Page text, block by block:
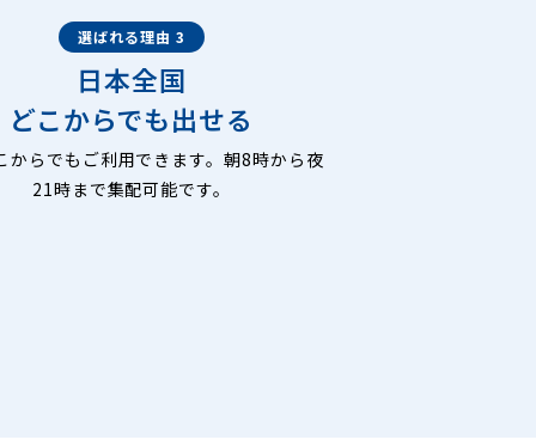
選ばれる理由 3
日本全国
どこからでも出せる
からでもご利用できます。朝8時から夜
21時まで集配可能です。